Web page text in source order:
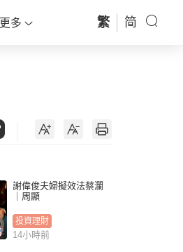
更多 繁 简
謝偉俊夫婦擬效法蔡瀾
｜周顯
投資理財
14小時前